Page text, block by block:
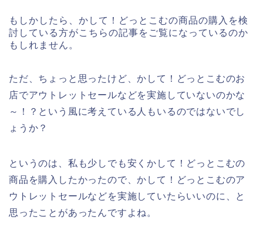
もしかしたら、かして！どっとこむの商品の購入を検
討している方がこちらの記事をご覧になっているのか
もしれません。
ただ、ちょっと思ったけど、かして！どっとこむのお
店でアウトレットセールなどを実施していないのかな
～！？という風に考えている人もいるのではないでし
ょうか？
というのは、私も少しでも安くかして！どっとこむの
商品を購入したかったので、かして！どっとこむのア
ウトレットセールなどを実施していたらいいのに、と
思ったことがあったんですよね。